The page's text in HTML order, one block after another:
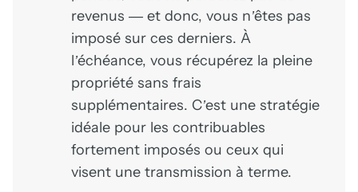
revenus — et donc, vous n’êtes pas
imposé sur ces derniers. À
l’échéance, vous récupérez la pleine
propriété sans frais
supplémentaires. C’est une stratégie
idéale pour les contribuables
fortement imposés ou ceux qui
visent une transmission à terme.